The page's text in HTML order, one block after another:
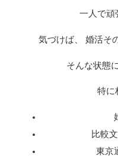
一人で頑
気づけば、 婚活そ
そんな状態
特に
比較
東京